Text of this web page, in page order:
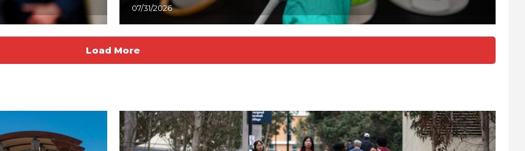
07/31/2026
Load More